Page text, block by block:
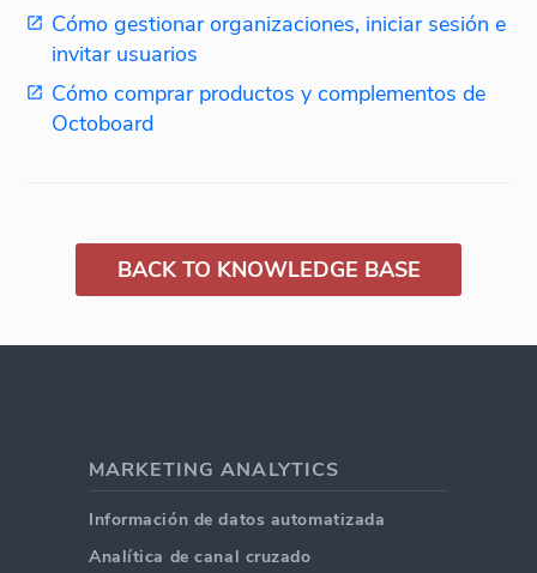
Cómo gestionar organizaciones, iniciar sesión e
invitar usuarios
Cómo comprar productos y complementos de
Octoboard
BACK TO KNOWLEDGE BASE
MARKETING ANALYTICS
Información de datos automatizada
Analítica de canal cruzado